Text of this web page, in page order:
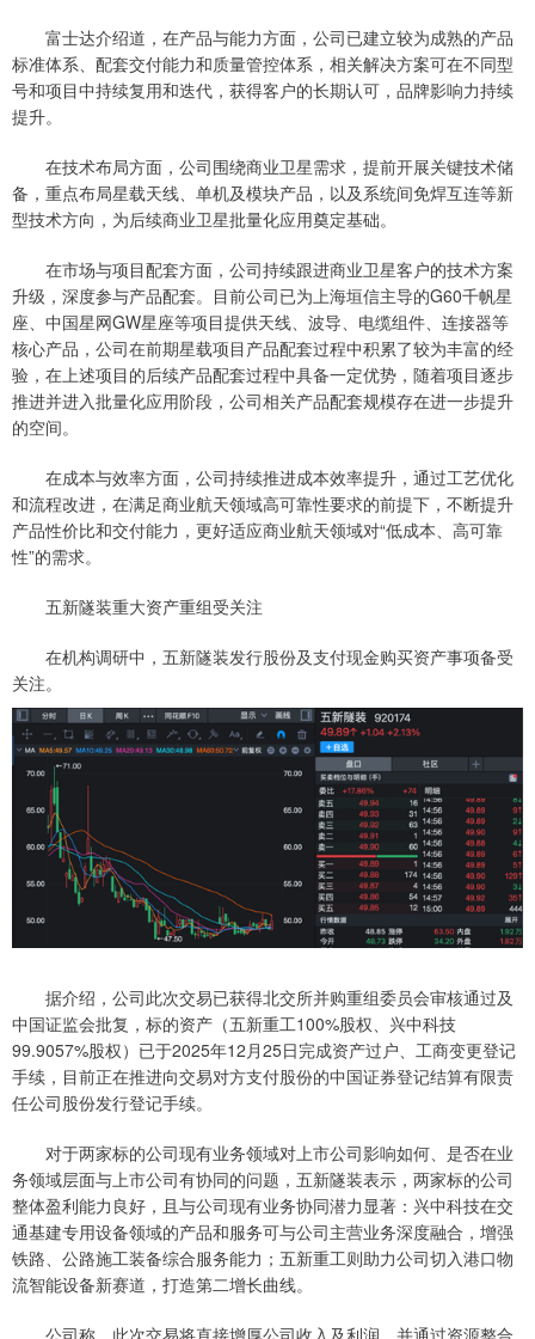
富士达介绍道，在产品与能力方面，公司已建立较为成熟的产品
标准体系、配套交付能力和质量管控体系，相关解决方案可在不同型
号和项目中持续复用和迭代，获得客户的长期认可，品牌影响力持续
提升。
在技术布局方面，公司围绕商业卫星需求，提前开展关键技术储
备，重点布局星载天线、单机及模块产品，以及系统间免焊互连等新
型技术方向，为后续商业卫星批量化应用奠定基础。
在市场与项目配套方面，公司持续跟进商业卫星客户的技术方案
升级，深度参与产品配套。目前公司已为上海垣信主导的G60千帆星
座、中国星网GW星座等项目提供天线、波导、电缆组件、连接器等
核心产品，公司在前期星载项目产品配套过程中积累了较为丰富的经
验，在上述项目的后续产品配套过程中具备一定优势，随着项目逐步
推进并进入批量化应用阶段，公司相关产品配套规模存在进一步提升
的空间。
在成本与效率方面，公司持续推进成本效率提升，通过工艺优化
和流程改进，在满足商业航天领域高可靠性要求的前提下，不断提升
产品性价比和交付能力，更好适应商业航天领域对“低成本、高可靠
性”的需求。
五新隧装重大资产重组受关注
在机构调研中，五新隧装发行股份及支付现金购买资产事项备受
关注。
据介绍，公司此次交易已获得北交所并购重组委员会审核通过及
中国证监会批复，标的资产（五新重工100%股权、兴中科技
99.9057%股权）已于2025年12月25日完成资产过户、工商变更登记
手续，目前正在推进向交易对方支付股份的中国证券登记结算有限责
任公司股份发行登记手续。
对于两家标的公司现有业务领域对上市公司影响如何、是否在业
务领域层面与上市公司有协同的问题，五新隧装表示，两家标的公司
整体盈利能力良好，且与公司现有业务协同潜力显著：兴中科技在交
通基建专用设备领域的产品和服务可与公司主营业务深度融合，增强
铁路、公路施工装备综合服务能力；五新重工则助力公司切入港口物
流智能设备新赛道，打造第二增长曲线。